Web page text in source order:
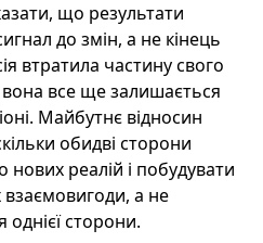
що результати
до змін, а не кінець
втратила частину свого
все ще залишається
Майбутнє відносин
обидві сторони
реалій і побудувати
а не
сторони.